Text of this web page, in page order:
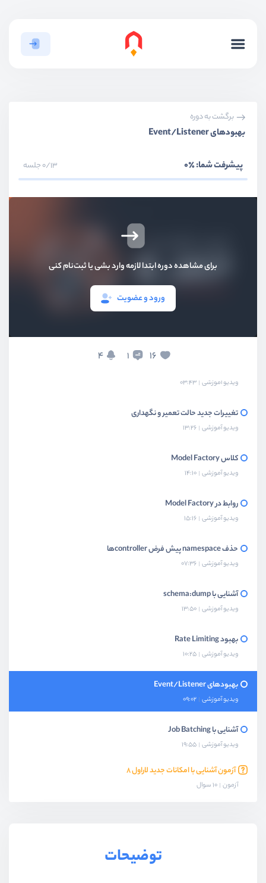
برگشت به دوره
بهبودهای Event/Listener
پیشرفت شما:٪0 0/13 جلسه
برای مشاهده دوره ابتدا لازمه وارد بشی یا ثبت‌نام کنی
ورود و عضویت
16
1
4
معرفی و راه‌اندازی
بخش دوم امکانات و ویژگی‌های جدید
ویدیو آموزشی 03:43
تغییرات جدید حالت تعمیر و نگهداری
ویدیو آموزشی 13:26
کلاس‌ Model Factory
ویدیو آموزشی 14:10
روابط در Model Factory
ویدیو آموزشی 15:16
حذف namespace پیش فرض controllerها
ویدیو آموزشی 07:36
آشنایی با schema:dump
ویدیو آموزشی 13:50
بهبود Rate Limiting
ویدیو آموزشی 10:25
بهبودهای Event/Listener
ویدیو آموزشی 09:02
آشنایی با Job Batching
ویدیو آموزشی 19:55
آزمون آشنایی با امکانات جدید لاراول 8
آزمون 10 سوال
توضیحات